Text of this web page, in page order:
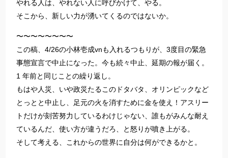
やれる人は、やれない人に呼びかけて、やる。
そこから、新しい力が湧いてくるのではないか。
〜〜〜〜〜〜〜〜
この稿、4/26の小林壱成vnも入れるつもりが、3度目の緊急
事態宣言で中止になった。今も続々中止、延期の報が届く。
1 年前と同じことの繰り返し。
もはや人災、いや政災たるこのドタバタ、オリンピックなど
とっとと中止し、足元の火を消すために金を使え！アスリー
トだけが刻苦努力しているわけじゃない、誰もがみんな耐え
ているんだ、使い方が違うだろ、と怒りが噴き上がる。
そして考える、これからの世界に自分は何ができるかと。